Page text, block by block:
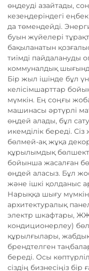
өңдеуді азайтады,
кезеңдеріндегі
да төмендейді.
буын жүйелері
бақыланатын
тиімді пайдалануды
коммуналдық
Бір жыл ішінде бұл
келісімшарттар
мүмкін. Ең соңғы
машинасы әртүрлі
өңдей алады, бұл
икемділік береді.
бөлмей-ақ жұқа
құрылымдық
бойынша жасалған
өңдей аласыз. Бұл
және ішкі қолданыс
Нарыққа шығу
архитектуралық
электр шкафтары,
кондиционерлеу)
құрылғылары,
брендтелген
береді. Осы
сіздің бизнесіңіз